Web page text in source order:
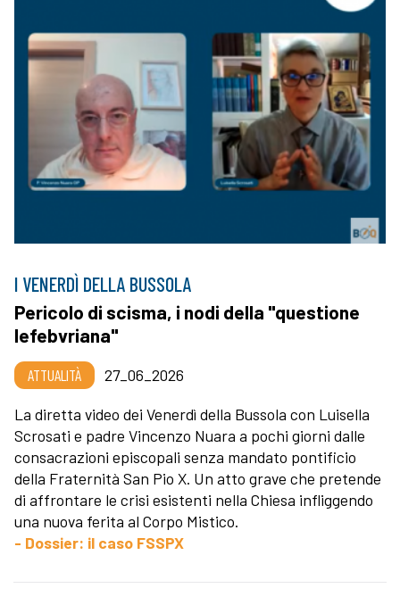
I VENERDÌ DELLA BUSSOLA
Pericolo di scisma, i nodi della "questione
lefebvriana"
ATTUALITÀ
27_06_2026
La diretta video dei Venerdì della Bussola con Luisella
Scrosati e padre Vincenzo Nuara a pochi giorni dalle
consacrazioni episcopali senza mandato pontificio
della Fraternità San Pio X. Un atto grave che pretende
di affrontare le crisi esistenti nella Chiesa infliggendo
una nuova ferita al Corpo Mistico.
- Dossier: il caso FSSPX